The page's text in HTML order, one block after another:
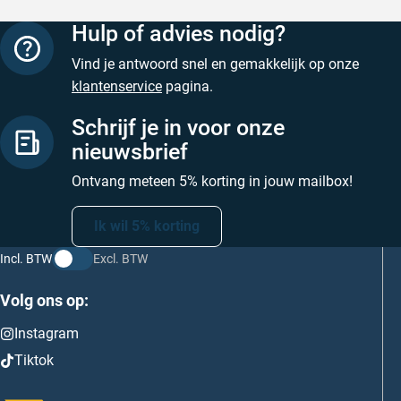
Hulp of advies nodig?
Vind je antwoord snel en gemakkelijk op onze
klantenservice pagina.
Schrijf je in voor onze
nieuwsbrief
Ontvang meteen 5% korting in jouw mailbox!
Ik wil 5% korting
Incl. BTW Excl. BTW
Volg ons op:
Instagram
Tiktok